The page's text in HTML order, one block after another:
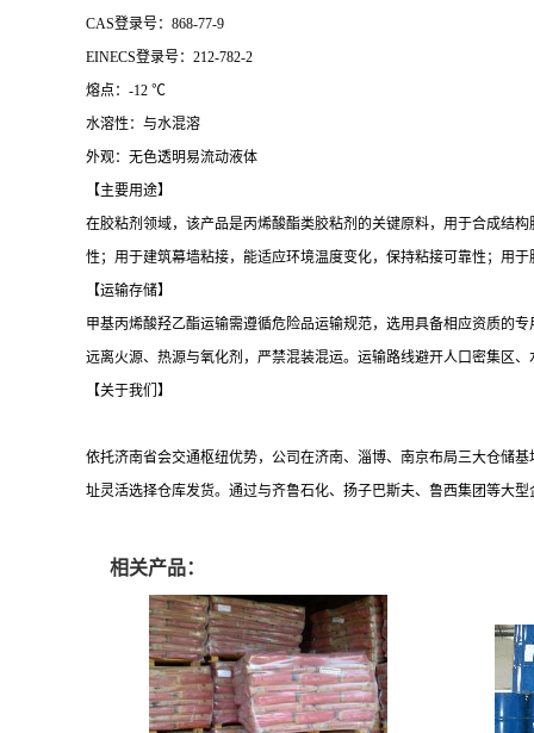
CAS登录号：868-77-9
EINECS登录号：212-782-2
熔点：-12 ℃
水溶性：与水混溶
外观：无色透明易流动液体
【主要用途】
在胶粘剂领域，该产品是丙烯酸酯类胶粘剂的关键原料，用于合成结
性；用于建筑幕墙粘接，能适应环境温度变化，保持粘接可靠性；用
【运输存储】
甲基丙烯酸羟乙酯运输需遵循危险品运输规范，选用具备相应资质的
远离火源、热源与氧化剂，严禁混装混运。运输路线避开人口密集区
【关于我们】
依托济南省会交通枢纽优势，公司在济南、淄博、南京布局三大仓储
址灵活选择仓库发货。通过与齐鲁石化、扬子巴斯夫、鲁西集团等大
相关产品：